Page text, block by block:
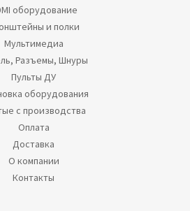
оборудование
и полки
Мультимедиа
Разъемы, Шнуры
Пульты ДУ
оборудования
с производства
Оплата
Доставка
О компании
Контакты